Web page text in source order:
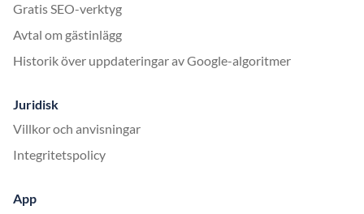
Gratis SEO-verktyg
Avtal om gästinlägg
Historik över uppdateringar av Google-algoritmer
Juridisk
Villkor och anvisningar
Integritetspolicy
App